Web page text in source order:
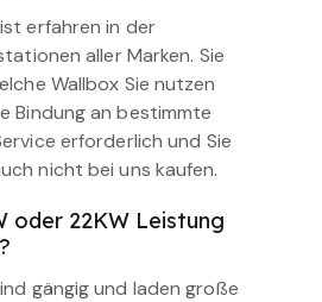
erfahren in der
aller Marken. Sie
Wallbox Sie nutzen
Bindung an bestimmte
erforderlich und Sie
nicht bei uns kaufen.
oder 22KW Leistung
gängig und laden große